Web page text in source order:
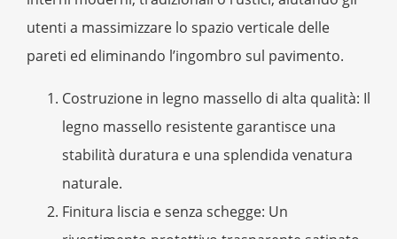
utenti a massimizzare lo spazio verticale delle
pareti ed eliminando l’ingombro sul pavimento.
Costruzione in legno massello di alta qualità: Il
legno massello resistente garantisce una
stabilità duratura e una splendida venatura
naturale.
Finitura liscia e senza schegge: Un